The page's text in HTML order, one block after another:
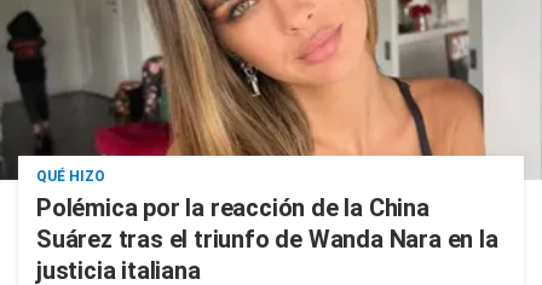
QUÉ HIZO
Polémica por la reacción de la China
Suárez tras el triunfo de Wanda Nara en la
justicia italiana